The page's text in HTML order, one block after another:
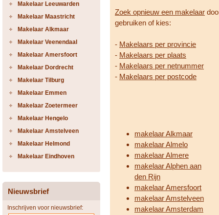
Makelaar Leeuwarden
Makelaar Maastricht
Makelaar Alkmaar
Makelaar Veenendaal
Makelaar Amersfoort
Makelaar Dordrecht
Makelaar Tilburg
Makelaar Emmen
Makelaar Zoetermeer
Makelaar Hengelo
Makelaar Amstelveen
Makelaar Helmond
Makelaar Eindhoven
Nieuwsbrief
Inschrijven voor nieuwsbrief:
Zoek opnieuw een makelaar
gebruiken of kies:
- Makelaars per provincie
- Makelaars per plaats
- Makelaars per netnummer
- Makelaars per postcode
makelaar Alkmaar
makelaar Almelo
makelaar Almere
makelaar Alphen aan
den Rijn
makelaar Amersfoort
makelaar Amstelveen
makelaar Amsterdam